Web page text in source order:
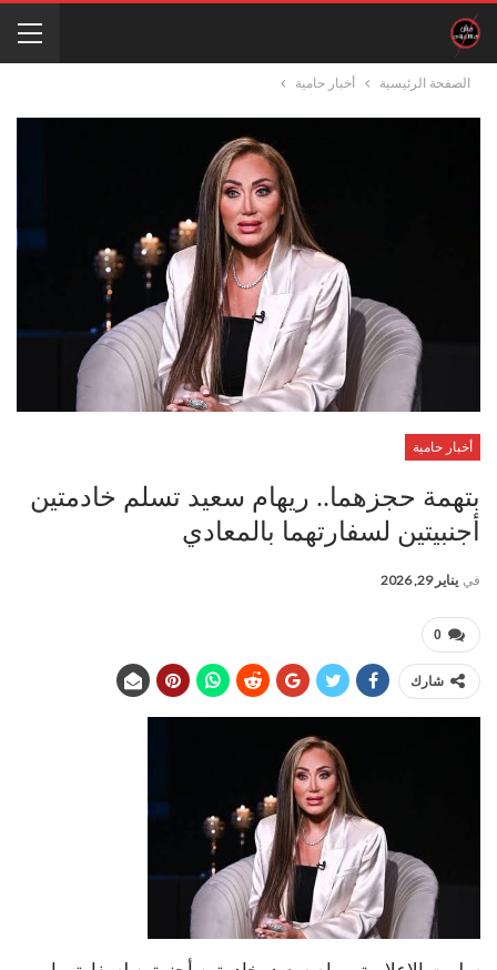
الصفحة الرئيسية أخبار حامية
أخبار حامية
بتهمة حجزهما.. ريهام سعيد تسلم خادمتين
أجنبيتين لسفارتهما بالمعادي
في يناير 29, 2026
0
شارك